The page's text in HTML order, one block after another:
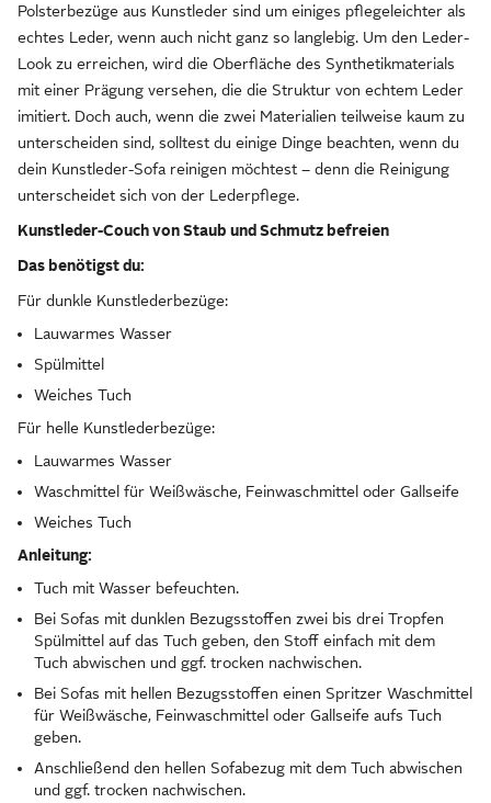
Polsterbezüge aus Kunstleder sind um einiges pflegeleichter als
echtes Leder, wenn auch nicht ganz so langlebig. Um den Leder-
Look zu erreichen, wird die Oberfläche des Synthetikmaterials
mit einer Prägung versehen, die die Struktur von echtem Leder
imitiert. Doch auch, wenn die zwei Materialien teilweise kaum zu
unterscheiden sind, solltest du einige Dinge beachten, wenn du
dein Kunstleder-Sofa reinigen möchtest – denn die Reinigung
unterscheidet sich von der Lederpflege.
Kunstleder-Couch von Staub und Schmutz befreien
Das benötigst du:
Für dunkle Kunstlederbezüge:
Lauwarmes Wasser
Spülmittel
Weiches Tuch
Für helle Kunstlederbezüge:
Lauwarmes Wasser
Waschmittel für Weißwäsche, Feinwaschmittel oder Gallseife
Weiches Tuch
Anleitung:
Tuch mit Wasser befeuchten.
Bei Sofas mit dunklen Bezugsstoffen zwei bis drei Tropfen
Spülmittel auf das Tuch geben, den Stoff einfach mit dem
Tuch abwischen und ggf. trocken nachwischen.
Bei Sofas mit hellen Bezugsstoffen einen Spritzer Waschmittel
für Weißwäsche, Feinwaschmittel oder Gallseife aufs Tuch
geben.
Anschließend den hellen Sofabezug mit dem Tuch abwischen
und ggf. trocken nachwischen.